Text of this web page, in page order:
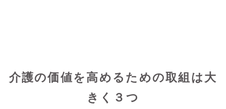
介護の価値を高めるための取組は大
きく３つ